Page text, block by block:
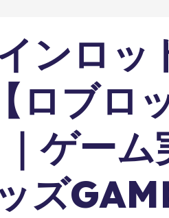
ンロッ
ロブロ
ゲーム
ズ